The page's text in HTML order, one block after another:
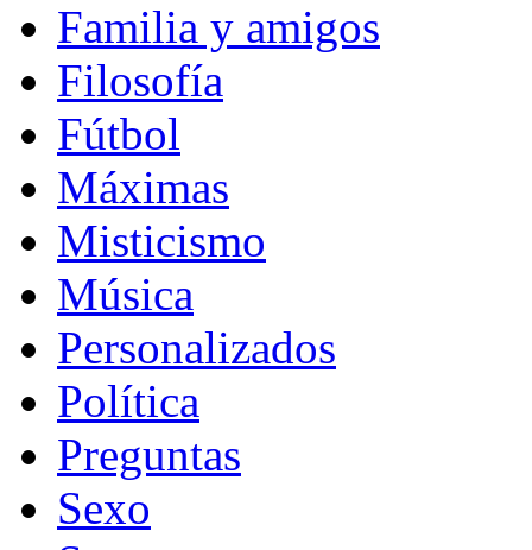
Familia y amigos
Filosofía
Fútbol
Máximas
Misticismo
Música
Personalizados
Política
Preguntas
Sexo